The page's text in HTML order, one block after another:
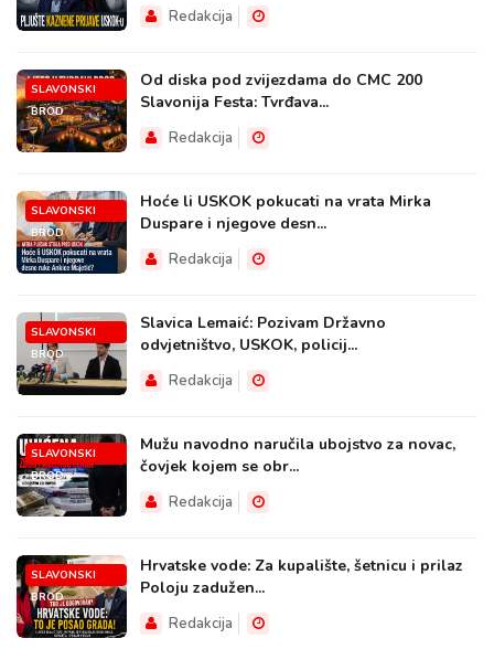
Redakcija
SLAVONSKI
BROD
Od diska pod zvijezdama do CMC 200
Slavonija Festa: Tvrđava...
Redakcija
SLAVONSKI
BROD
Hoće li USKOK pokucati na vrata Mirka
Duspare i njegove desn...
Redakcija
SLAVONSKI
BROD
Slavica Lemaić: Pozivam Državno
odvjetništvo, USKOK, policij...
Redakcija
SLAVONSKI
BROD
Mužu navodno naručila ubojstvo za novac,
čovjek kojem se obr...
Redakcija
SLAVONSKI
BROD
Hrvatske vode: Za kupalište, šetnicu i prilaz
Poloju zadužen...
Redakcija